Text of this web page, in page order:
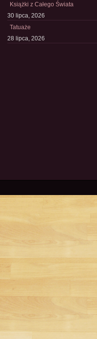
Książki z Całego Świata
30 lipca, 2026
Tatuaże
28 lipca, 2026